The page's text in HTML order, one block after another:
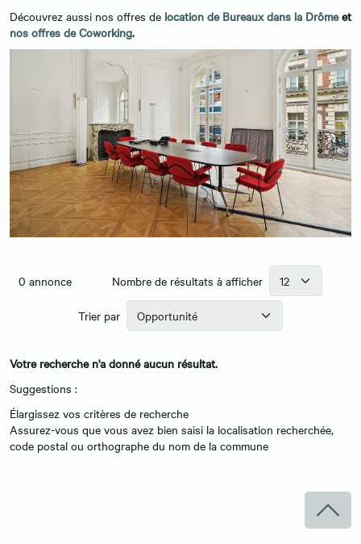
Découvrez aussi nos offres de location de Bureaux dans la Drômeet
nos offres de Coworking.
0 annonce Nombre de résultats à afficher
Trier par
Votre recherche n'a donné aucun résultat.
Suggestions :
Élargissez vos critères de recherche
Assurez-vous que vous avez bien saisi la localisation recherchée,
code postal ou orthographe du nom de la commune